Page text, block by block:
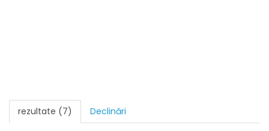
rezultate (7) Declinări